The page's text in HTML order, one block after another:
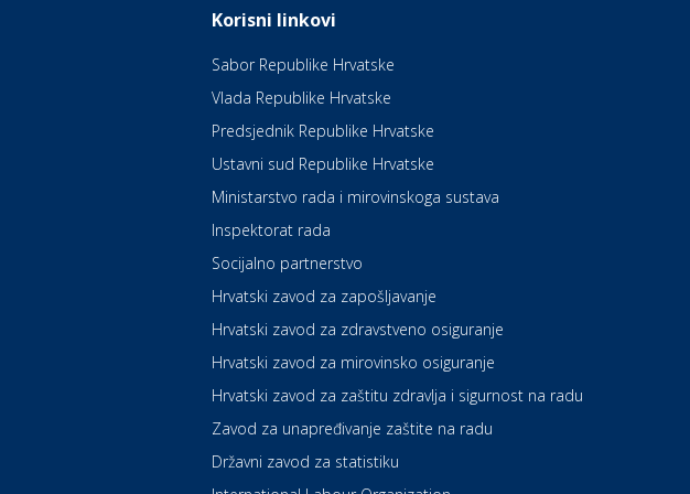
Korisni linkovi
Sabor Republike Hrvatske
Vlada Republike Hrvatske
Predsjednik Republike Hrvatske
Ustavni sud Republike Hrvatske
Ministarstvo rada i mirovinskoga sustava
Inspektorat rada
Socijalno partnerstvo
Hrvatski zavod za zapošljavanje
Hrvatski zavod za zdravstveno osiguranje
Hrvatski zavod za mirovinsko osiguranje
Hrvatski zavod za zaštitu zdravlja i sigurnost na radu
Zavod za unapređivanje zaštite na radu
Državni zavod za statistiku